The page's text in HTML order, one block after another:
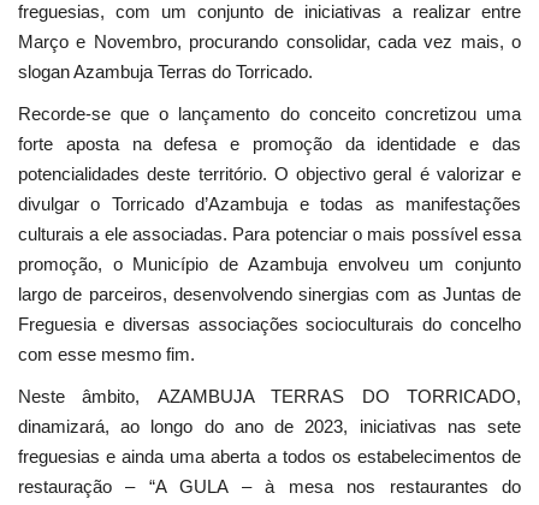
Ambiente
freguesias, com um conjunto de iniciativas a realizar entre
Março e Novembro, procurando consolidar, cada vez mais, o
slogan Azambuja Terras do Torricado.
Recorde-se que o lançamento do conceito concretizou uma
forte aposta na defesa e promoção da identidade e das
potencialidades deste território. O objectivo geral é valorizar e
divulgar o Torricado d’Azambuja e todas as manifestações
culturais a ele associadas. Para potenciar o mais possível essa
promoção, o Município de Azambuja envolveu um conjunto
largo de parceiros, desenvolvendo sinergias com as Juntas de
Freguesia e diversas associações socioculturais do concelho
com esse mesmo fim.
Neste âmbito, AZAMBUJA TERRAS DO TORRICADO,
dinamizará, ao longo do ano de 2023, iniciativas nas sete
freguesias e ainda uma aberta a todos os estabelecimentos de
restauração – “A GULA – à mesa nos restaurantes do